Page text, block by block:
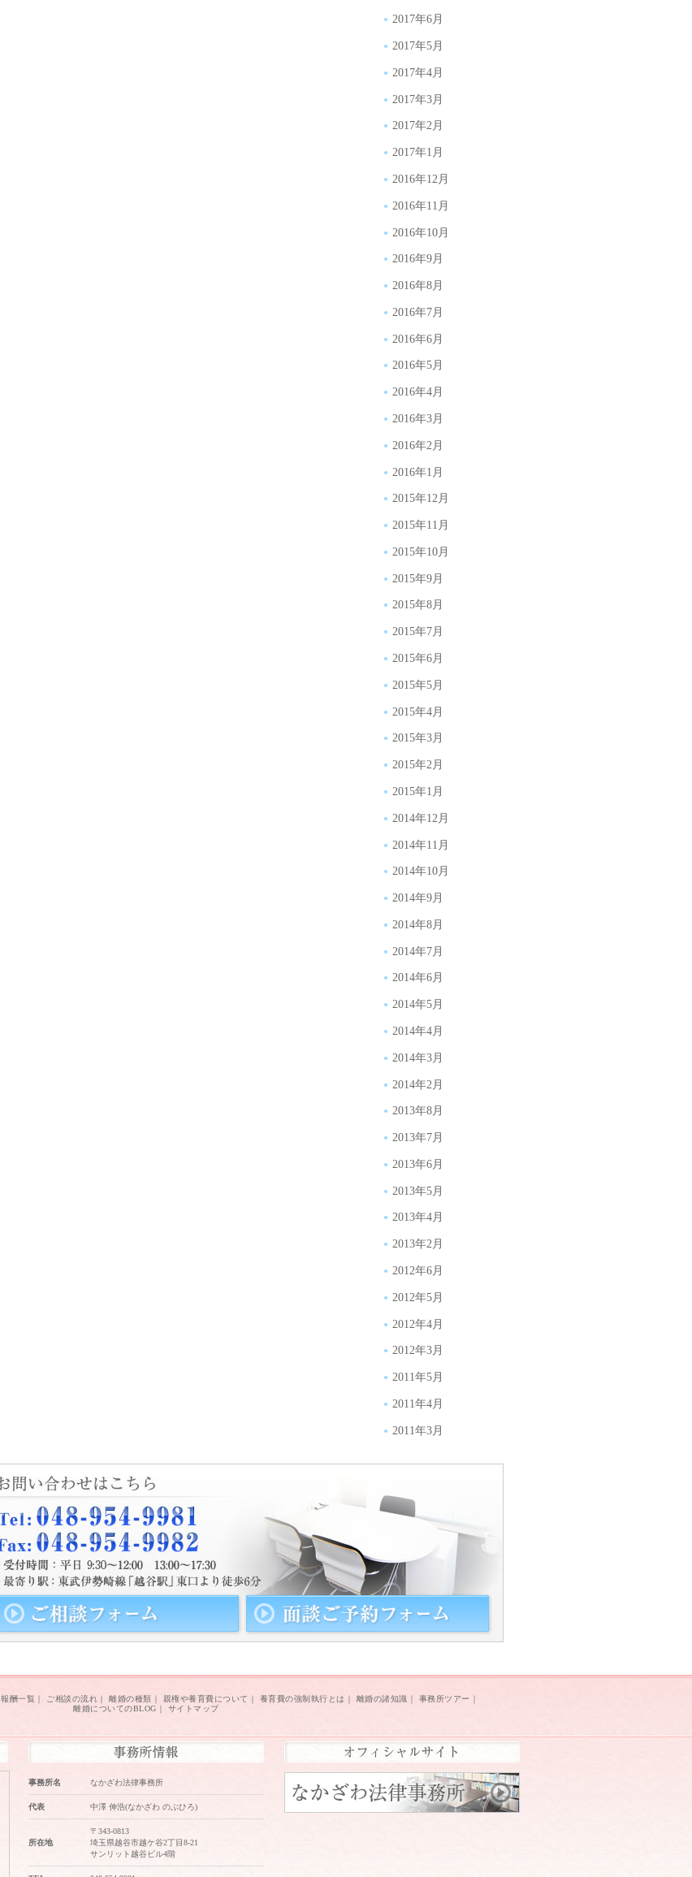
2017年6月
2017年5月
2017年4月
2017年3月
2017年2月
2017年1月
2016年12月
2016年11月
2016年10月
2016年9月
2016年8月
2016年7月
2016年6月
2016年5月
2016年4月
2016年3月
2016年2月
2016年1月
2015年12月
2015年11月
2015年10月
2015年9月
2015年8月
2015年7月
2015年6月
2015年5月
2015年4月
2015年3月
2015年2月
2015年1月
2014年12月
2014年11月
2014年10月
2014年9月
2014年8月
2014年7月
2014年6月
2014年5月
2014年4月
2014年3月
2014年2月
2013年8月
2013年7月
2013年6月
2013年5月
2013年4月
2013年2月
2012年6月
2012年5月
2012年4月
2012年3月
2011年5月
2011年4月
2011年3月
報酬一覧 ご相談の流れ 離婚の種類 親権や養育費について 養育費の強制執行とは 離婚の諸知識 事務所ツアー
離婚についてのBLOG
サイトマップ
事務所名 なかざわ法律事務所
代表 中澤 伸浩(なかざわ のぶひろ)
所在地
〒343-0813
埼玉県越谷市越ケ谷2丁目8-21
サンリット越谷ビル4階